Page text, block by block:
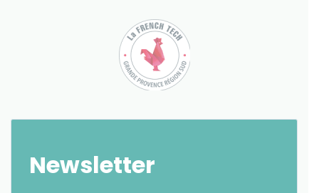
Newsletter